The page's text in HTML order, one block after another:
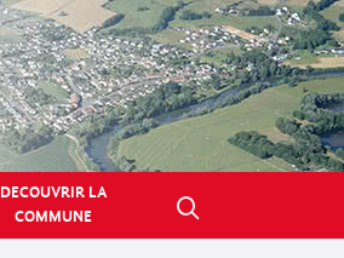
DECOUVRIR LA
COMMUNE